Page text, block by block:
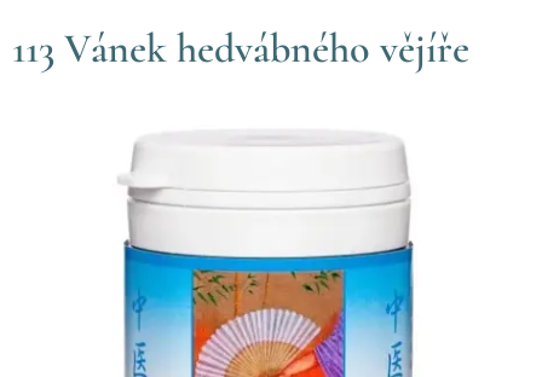
113 Vánek hedvábného vějíře